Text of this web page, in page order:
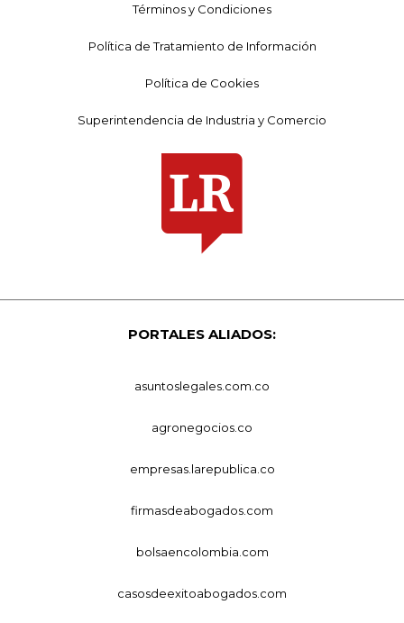
Términos y Condiciones
Política de Tratamiento de Información
Política de Cookies
Superintendencia de Industria y Comercio
PORTALES ALIADOS:
asuntoslegales.com.co
agronegocios.co
empresas.larepublica.co
firmasdeabogados.com
bolsaencolombia.com
casosdeexitoabogados.com